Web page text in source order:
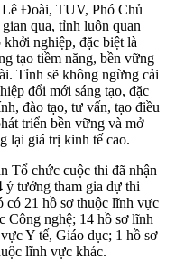
Lê Đoài, TUV, Phó Chủ
qua, tỉnh luôn quan
khởi nghiệp, đặc biệt là
tạo tiềm năng, bền vững
Tỉnh sẽ không ngừng cải
đổi mới sáng tạo, đặc
đào tạo, tư vấn, tạo điều
triển bền vững và mở
lại giá trị kinh tế cao.
Tổ chức cuộc thi đã nhận
ý tưởng tham gia dự thi
có 21 hồ sơ thuộc lĩnh vực
Công nghệ; 14 hồ sơ lĩnh
Y tế, Giáo dục; 1 hồ sơ
lĩnh vực khác.